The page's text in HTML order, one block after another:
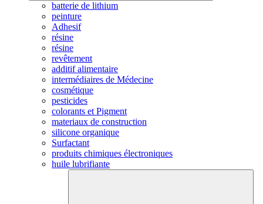
batterie de lithium
peinture
Adhesif
résine
résine
revêtement
additif alimentaire
intermédiaires de Médecine
cosmétique
pesticides
colorants et Pigment
materiaux de construction
silicone organique
Surfactant
produits chimiques électroniques
huile lubrifiante